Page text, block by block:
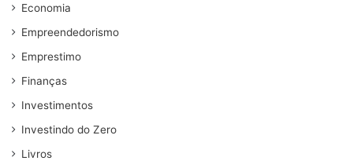
Economia
Empreendedorismo
Emprestimo
Finanças
Investimentos
Investindo do Zero
Livros